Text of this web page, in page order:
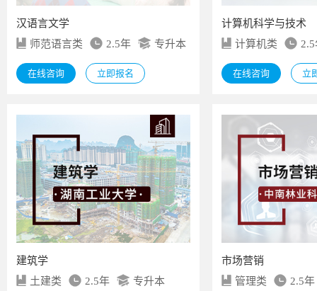
汉语言文学
师范语言类
2.5年 专升本
在线咨询 立即报名
计算机科学与技术
计算机类
在线咨询 立
建筑学
土建类
2.5年 专升本
市场营销
管理类
2.5年